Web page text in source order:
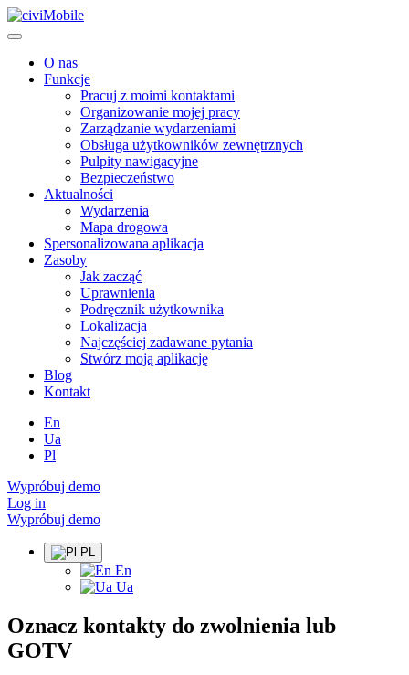
O nas
Funkcje
Pracuj z moimi kontaktami
Organizowanie mojej pracy
Zarządzanie wydarzeniami
Obsługa użytkowników zewnętrznych
Pulpity nawigacyjne
Bezpieczeństwo
Aktualności
Wydarzenia
Mapa drogowa
Spersonalizowana aplikacja
Zasoby
Jak zacząć
Uprawnienia
Podręcznik użytkownika
Lokalizacja
Najczęściej zadawane pytania
Stwórz moją aplikację
Blog
Kontakt
En
Ua
Pl
Wypróbuj demo
Log in
Wypróbuj demo
PL
En
Ua
Oznacz kontakty do zwolnienia lub
GOTV